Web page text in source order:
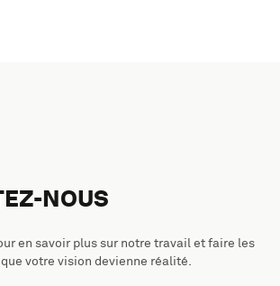
NOUS
en savoir plus sur notre travail et faire les
votre vision devienne réalité.